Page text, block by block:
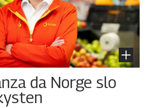
da Norge slo